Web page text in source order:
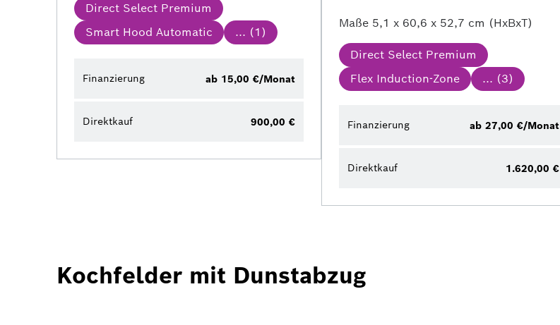
Direct Select Premium
Smart Hood Automatic
... (1)
Finanzierung ab 15,00 €/Monat
Direktkauf 900,00 €
Maße 5,1 x 60,6 x 52,7 cm (HxBxT)
Direct Select Premium
Flex Induction-Zone
... (3)
Finanzierung ab 27,00 €/Monat
Direktkauf 1.620,00 €
Kochfelder mit Dunstabzug